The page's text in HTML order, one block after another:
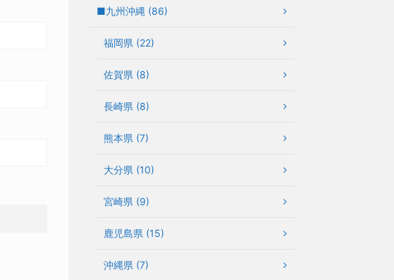
■九州沖縄 (86)
福岡県 (22)
佐賀県 (8)
長崎県 (8)
熊本県 (7)
大分県 (10)
宮崎県 (9)
鹿児島県 (15)
沖縄県 (7)